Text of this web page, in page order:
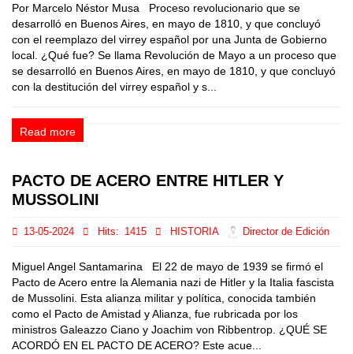
Por Marcelo Néstor Musa Proceso revolucionario que se
desarrolló en Buenos Aires, en mayo de 1810, y que concluyó
con el reemplazo del virrey español por una Junta de Gobierno
local. ¿Qué fue? Se llama Revolución de Mayo a un proceso que
se desarrolló en Buenos Aires, en mayo de 1810, y que concluyó
con la destitución del virrey español y s...
Read more
PACTO DE ACERO ENTRE HITLER Y
MUSSOLINI
13-05-2024 Hits: 1415 HISTORIA Director de Edición
Miguel Angel Santamarina El 22 de mayo de 1939 se firmó el
Pacto de Acero entre la Alemania nazi de Hitler y la Italia fascista
de Mussolini. Esta alianza militar y política, conocida también
como el Pacto de Amistad y Alianza, fue rubricada por los
ministros Galeazzo Ciano y Joachim von Ribbentrop. ¿QUÉ SE
ACORDÓ EN EL PACTO DE ACERO? Este acue...